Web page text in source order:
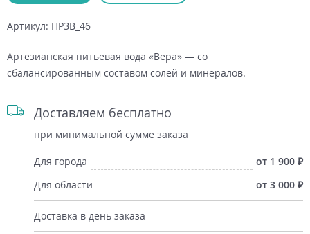
Артикул: ПРЗВ_46
Артезианская питьевая вода «Вера» — со
сбалансированным составом солей и минералов.
Доставляем бесплатно
при минимальной сумме заказа
Для города
от 1 900
Для области
от 3 000
Доставка в день заказа